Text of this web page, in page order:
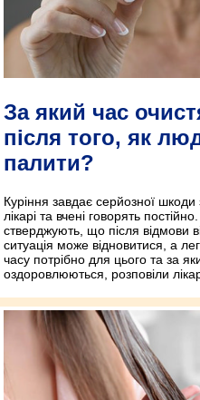
За який час
після того, як
палити?
Куріння завдає серйозної
лікарі та вчені говорять
стверджують, що після відмови
ситуація може відновитися, а
часу потрібно для цього та за
оздоровлюються, розповіли